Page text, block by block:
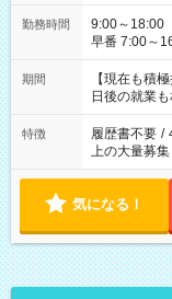
勤務時間
9:00～18:00（休憩60分） ■ご
早番 7:00～16:00 遅
い」 「余裕
たくない」 な
の方へ 今ご
の勤務時間
期間
【現在も積
日後の就業
特徴 履歴書不要 /
上の大量募集
気になる！